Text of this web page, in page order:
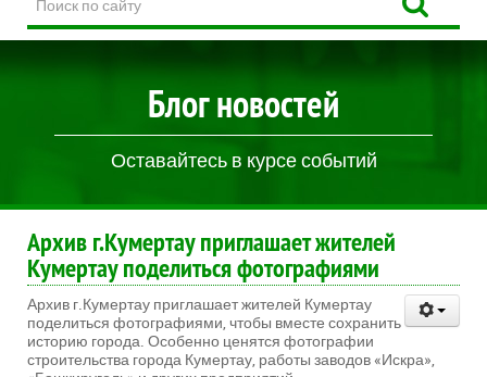
по
сайту
Блог новостей
Оставайтесь в курсе событий
Архив г.Кумертау приглашает жителей
Кумертау поделиться фотографиями
Архив г.Кумертау приглашает жителей Кумертау
поделиться фотографиями, чтобы вместе сохранить
историю города. Особенно ценятся фотографии
строительства города Кумертау, работы заводов «Искра»,